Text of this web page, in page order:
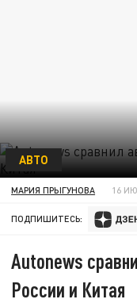
АВТО
МАРИЯ ПРЫГУНОВА 16
ПОДПИШИТЕСЬ:
Autonews
России и Китая